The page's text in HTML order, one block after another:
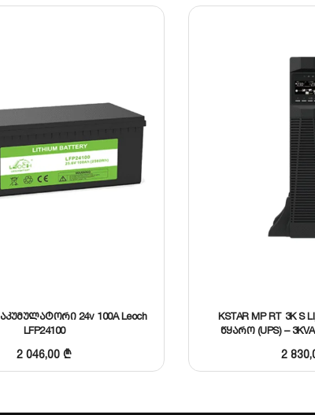
ნაწილებთან შემთხვევითი კონტაქტისგან
24v 100A Leoch
LFP24100
2 046,00₾
KSTAR MP RT 3K S
წყარო (UPS) –
2